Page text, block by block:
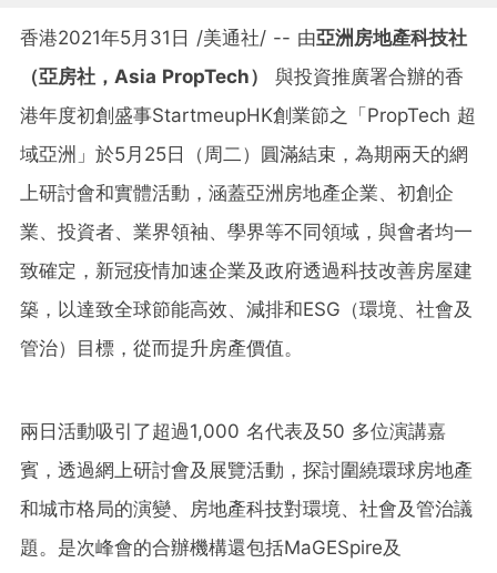
香港2021年5月31日 /美通社/ -- 由亞洲房地產科技社
（亞房社， Asia PropTech）
與投資推廣署合辦的香
港年度初創盛事StartmeupHK創業節之「PropTech 超
域亞洲」於5月25日（周二）圓滿結束，為期兩天的網
上研討會和實體活動，涵蓋亞洲房地產企業、初創企
業、投資者、業界領袖、學界等不同領域，與會者均一
致確定，新冠疫情加速企業及政府透過科技改善房屋建
築，以達致全球節能高效、減排和ESG（環境、社會及
管治）目標，從而提升房產價值。
兩日活動吸引了超過1,000 名代表及50 多位演講嘉
賓，透過網上研討會及展覽活動，探討圍繞環球房地產
和城市格局的演變、房地產科技對環境、社會及管治議
題。是次峰會的合辦機構還包括MaGESpire及